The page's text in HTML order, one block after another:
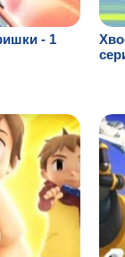
- 1